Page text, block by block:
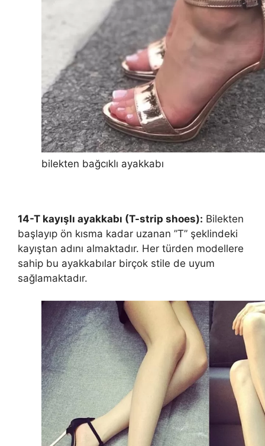
bilekten bağcıklı ayakkabı
14-T kayışlı ayakkabı (T-strip shoes): Bilekten
başlayıp ön kısma kadar uzanan ”T” şeklindeki
kayıştan adını almaktadır. Her türden modellere
sahip bu ayakkabılar birçok stile de uyum
sağlamaktadır.